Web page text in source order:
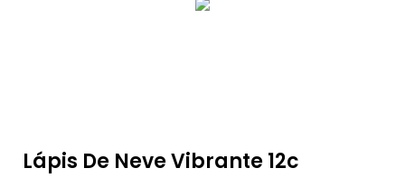
Lápis De Neve Vibrante 12c